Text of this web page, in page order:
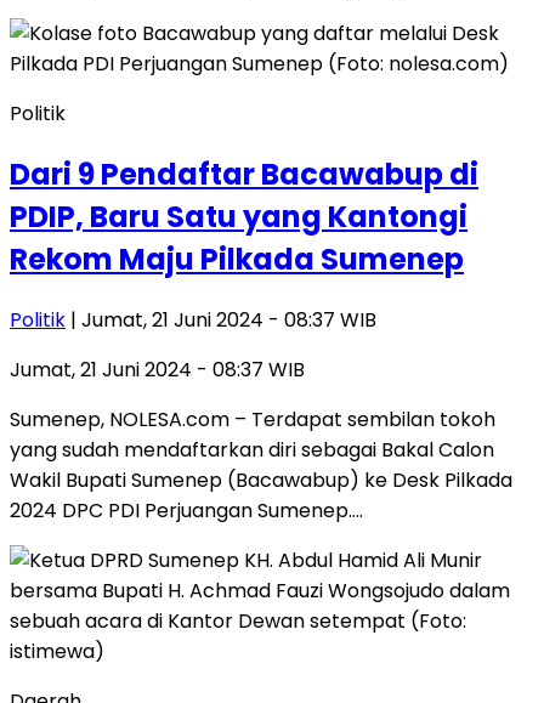
Politik
Dari 9 Pendaftar Bacawabup di
PDIP, Baru Satu yang Kantongi
Rekom Maju Pilkada Sumenep
Politik | Jumat, 21 Juni 2024 - 08:37 WIB
Jumat, 21 Juni 2024 - 08:37 WIB
Sumenep, NOLESA.com – Terdapat sembilan tokoh
yang sudah mendaftarkan diri sebagai Bakal Calon
Wakil Bupati Sumenep (Bacawabup) ke Desk Pilkada
2024 DPC PDI Perjuangan Sumenep….